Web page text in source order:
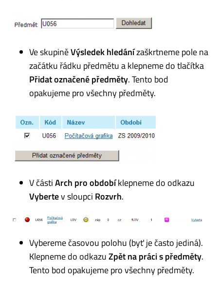
Ve skupiněVýsledek hledánízaškrtneme pole na
začátku řádku předmětu a klepneme do tlačítka
Přidat označené předměty. Tento bod
opakujeme pro všechny předměty.
V částiArch pro obdobíklepneme do odkazu
Vybertev sloupci Rozvrh.
Vybereme časovou polohu (byť je často jediná).
Klepneme do odkazuZpět na práci s předměty.
Tento bod opakujeme pro všechny předměty.